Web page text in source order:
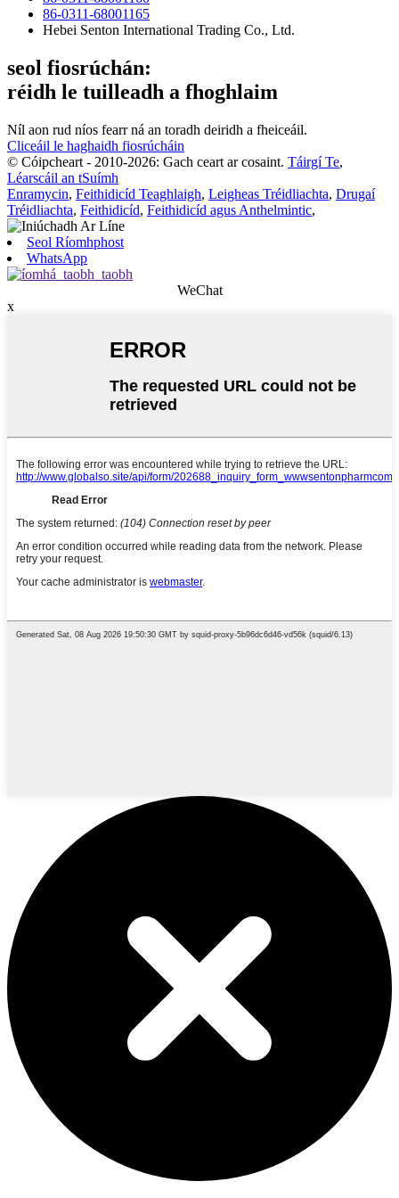
86-0311-68001165
Hebei Senton International Trading Co., Ltd.
seol fiosrúchán:
réidh le tuilleadh a fhoghlaim
Níl aon rud níos fearr ná an toradh deiridh a fheiceáil.
Cliceáil le haghaidh fiosrúcháin
© Cóipcheart - 2010-2026: Gach ceart ar cosaint. Táirgí Te,
Léarscáil an tSuímh
Enramycin, Feithidicíd Teaghlaigh, Leigheas Tréidliachta, Drugaí
Tréidliachta, Feithidicíd, Feithidicíd agus Anthelmintic,
Seol Ríomhphost
WhatsApp
WeChat
x